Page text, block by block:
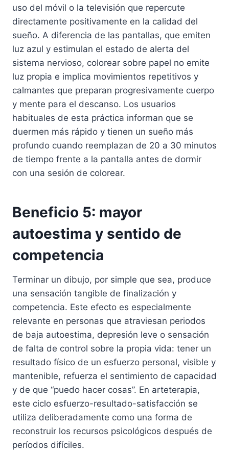
uso del móvil o la televisión que repercute
directamente positivamente en la calidad del
sueño. A diferencia de las pantallas, que emiten
luz azul y estimulan el estado de alerta del
sistema nervioso, colorear sobre papel no emite
luz propia e implica movimientos repetitivos y
calmantes que preparan progresivamente cuerpo
y mente para el descanso. Los usuarios
habituales de esta práctica informan que se
duermen más rápido y tienen un sueño más
profundo cuando reemplazan de 20 a 30 minutos
de tiempo frente a la pantalla antes de dormir
con una sesión de colorear.
Beneficio 5: mayor
autoestima y sentido de
competencia
Terminar un dibujo, por simple que sea, produce
una sensación tangible de finalización y
competencia. Este efecto es especialmente
relevante en personas que atraviesan periodos
de baja autoestima, depresión leve o sensación
de falta de control sobre la propia vida: tener un
resultado físico de un esfuerzo personal, visible y
mantenible, refuerza el sentimiento de capacidad
y de que “puedo hacer cosas”. En arteterapia,
este ciclo esfuerzo-resultado-satisfacción se
utiliza deliberadamente como una forma de
reconstruir los recursos psicológicos después de
períodos difíciles.